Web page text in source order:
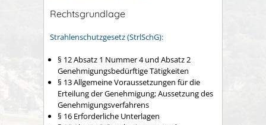
Rechtsgrundlage
Strahlenschutzgesetz (StrlSchG):
§ 12 Absatz 1 Nummer 4 und Absatz 2
Genehmigungsbedürftige Tätigkeiten
§ 13 Allgemeine Voraussetzungen für die
Erteilung der Genehmigung; Aussetzung des
Genehmigungsverfahrens
§ 16 Erforderliche Unterlagen